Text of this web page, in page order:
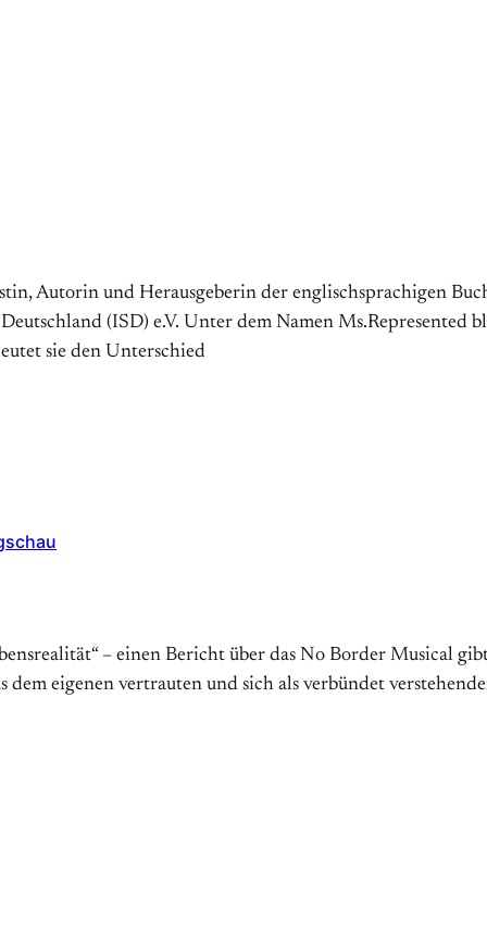
Autorin und Herausgeberin der englischsprachigen
(ISD) e.V. Unter dem Namen Ms.Represented
sie den Unterschied
– einen Bericht über das No Border Musical
dem eigenen vertrauten und sich als verbündet